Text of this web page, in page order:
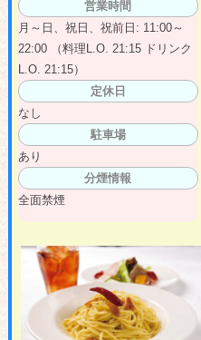
営業時間
月～日、祝日、祝前日: 11:00～
22:00 （料理L.O. 21:15 ドリンク
L.O. 21:15）
定休日
なし
駐車場
あり
分煙情報
全面禁煙